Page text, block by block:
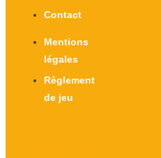
Contact
Mentions
légales
Règlement
de jeu